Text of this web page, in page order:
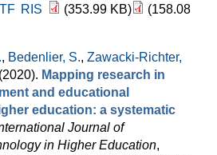
RIS (353.99 KB)
(158.08
, Bedenlier, S., Zawacki-Richter,
Mapping research in
and educational
education: a systematic
Journal of
in Higher Education,